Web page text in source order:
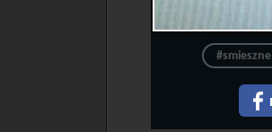
#smieszne